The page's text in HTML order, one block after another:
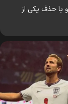
و با حذف یکی از